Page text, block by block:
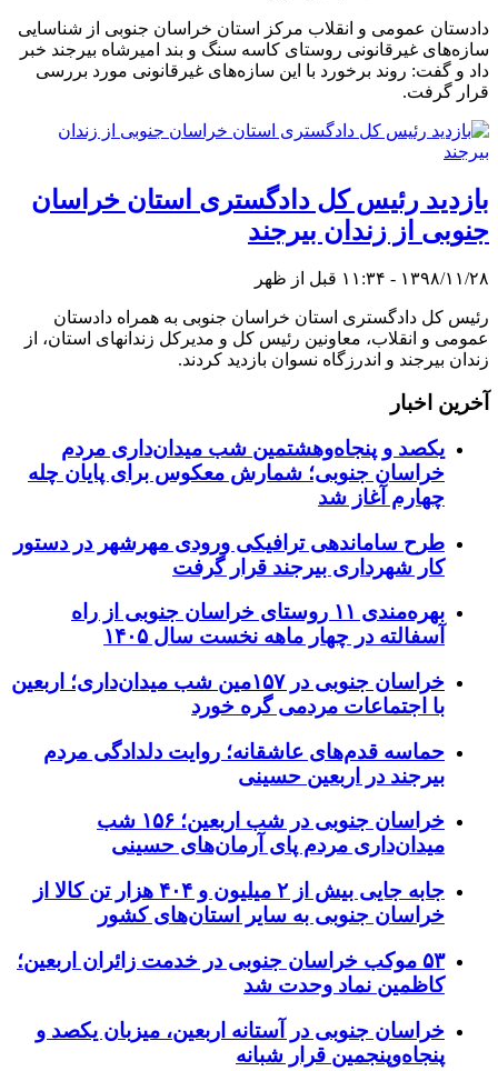
دادستان عمومی و انقلاب مرکز استان خراسان جنوبی از شناسایی
سازه‌های غیرقانونی روستای کاسه سنگ و بند امیرشاه بیرجند خبر
داد و گفت: روند برخورد با این سازه‌های غیرقانونی مورد بررسی
قرار گرفت.
بازدید رئیس کل دادگستری استان خراسان
جنوبی از زندان بیرجند
۱۳۹۸/۱۱/۲۸ - ۱۱:۳۴ قبل از ظهر
رئیس کل دادگستری استان خراسان جنوبی به همراه دادستان
عمومی و انقلاب، معاونین رئیس کل و مدیرکل زندانهای استان، از
زندان بیرجند و اندرزگاه نسوان بازدید کردند.
آخرین اخبار
یکصد و پنجاه‌وهشتمین شب میدان‌داری مردم
خراسان جنوبی؛ شمارش معکوس برای پایان چله
چهارم آغاز شد
طرح ساماندهی ترافیکی ورودی مهرشهر در دستور
کار شهرداری بیرجند قرار گرفت
بهره‌مندی ۱۱ روستای خراسان جنوبی از راه
آسفالته در چهار ماهه نخست سال ۱۴۰۵
خراسان جنوبی در ۱۵۷مین شب میدان‌داری؛ اربعین
با اجتماعات مردمی گره خورد
حماسه قدم‌های عاشقانه؛ روایت دلدادگی مردم
بیرجند در اربعین حسینی
خراسان جنوبی در شب اربعین؛ ۱۵۶ شب
میدان‌داری مردم پای آرمان‌های حسینی
جابه جایی بیش از ۲ میلیون و ۴۰۴ هزار تن کالا از
خراسان جنوبی به سایر استان‌های کشور
۵۳ موکب خراسان جنوبی در خدمت زائران اربعین؛
کاظمین نماد وحدت شد
خراسان جنوبی در آستانه اربعین، میزبان یکصد و
پنجاه‌وپنجمین قرار شبانه